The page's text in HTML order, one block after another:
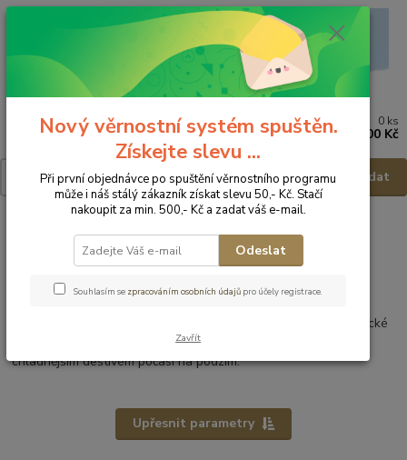
Menu
Hledat
0 ks
0,00 Kč
Holinky
občas. Ale přesto je téměř nutné je mít. Nabízíme holinky klasické
ale i holinky zateplené, které se využijí i v rozměklém sněhu či
chladnějším deštivém počasí na podzim.
Upřesnit parametry
Nový věrnostní systém spuštěn.
Získejte slevu ...
Při první objednávce po spuštění věrnostního programu
může i náš stálý zákazník získat slevu 50,- Kč. Stačí
nakoupit za min. 500,- Kč a zadat váš e-mail.
Odeslat
Souhlasím se zpracováním osobních údajů pro účely registrace.
Zavřít